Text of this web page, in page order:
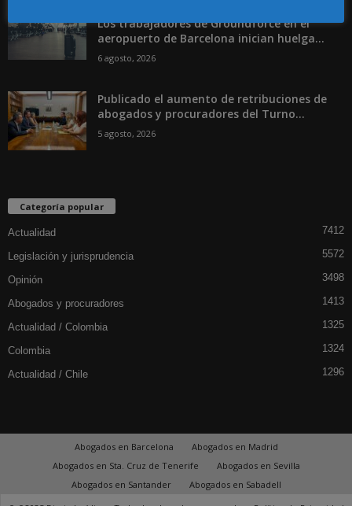
Los trabajadores de Groundforce en el
aeropuerto de Barcelona inician huelga...
6 agosto, 2026
Publicado el aumento de retribuciones de
abogados y procuradores del Turno...
5 agosto, 2026
Categoría popular
Actualidad 7412
Legislación y jurisprudencia 5572
Opinión 3498
Abogados y procuradores 1413
Actualidad / Colombia 1325
Colombia 1324
Actualidad / Chile 1296
Abogados en Barcelona
Abogados en Madrid
Abogados en Sta. Cruz de Tenerife
Abogados en Sevilla
Abogados en Santander
Abogados en Sabadell